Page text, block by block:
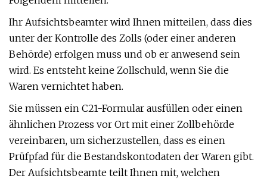
Ihr Aufsichtsbeamter wird Ihnen mitteilen, dass dies
unter der Kontrolle des Zolls (oder einer anderen
Behörde) erfolgen muss und ob er anwesend sein
wird. Es entsteht keine Zollschuld, wenn Sie die
Waren vernichtet haben.
Sie müssen ein C21-Formular ausfüllen oder einen
ähnlichen Prozess vor Ort mit einer Zollbehörde
vereinbaren, um sicherzustellen, dass es einen
Prüfpfad für die Bestandskontodaten der Waren gibt.
Der Aufsichtsbeamte teilt Ihnen mit, welchen